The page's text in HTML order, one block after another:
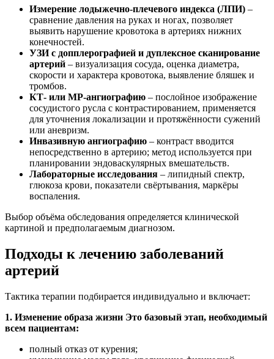
Измерение лодыжечно-плечевого индекса (ЛПИ) –
сравнение давления на руках и ногах, позволяет
выявить нарушение кровотока в артериях нижних
конечностей.
УЗИ с допплерографией и дуплексное сканирование
артерий – визуализация сосуда, оценка диаметра,
скорости и характера кровотока, выявление бляшек и
тромбов.
КТ- или МР-ангиографию – послойное изображение
сосудистого русла с контрастированием, применяется
для уточнения локализации и протяжённости сужений
или аневризм.
Инвазивную ангиографию – контраст вводится
непосредственно в артерию; метод используется при
планировании эндоваскулярных вмешательств.
Лабораторные исследования – липидный спектр,
глюкоза крови, показатели свёртывания, маркёры
воспаления.
Выбор объёма обследования определяется клинической
картиной и предполагаемым диагнозом.
Подходы к лечению заболеваний
артерий
Тактика терапии подбирается индивидуально и включает:
1. Изменение образа жизни Это базовый этап, необходимый
всем пациентам:
полный отказ от курения;